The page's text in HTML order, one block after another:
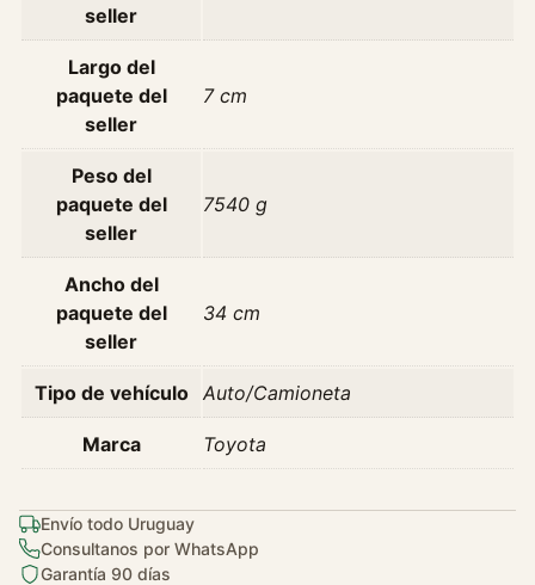
n
i
d
seller
Largo del
paquete del
seller
7 cm
Peso del
paquete del
seller
7540 g
Ancho del
paquete del
seller
34 cm
Tipo de vehículo Auto/Camioneta
Marca Toyota
Envío todo Uruguay
Consultanos por WhatsApp
Garantía 90 días